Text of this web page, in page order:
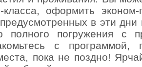
оформить
в эти дни
полного погружения с
с программой,
пока не поздно!